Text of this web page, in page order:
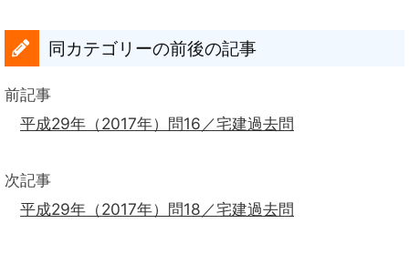
同カテゴリーの前後の記事
前記事
平成29年（2017年）問16／宅建過去問
次記事
平成29年（2017年）問18／宅建過去問